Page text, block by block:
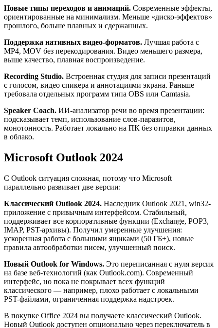
Новые типы переходов и анимаций. Современные эффекты,
ориентированные на минимализм. Меньше «диско-эффектов»
прошлого, больше плавных и сдержанных.
Поддержка нативных видео-форматов. Лучшая работа с
MP4, MOV без перекодирования. Видео меньшего размера,
выше качество, плавная воспроизведение.
Recording Studio. Встроенная студия для записи презентаций
с голосом, видео спикера и аннотациями экрана. Раньше
требовала отдельных программ типа OBS или Camtasia.
Speaker Coach. ИИ-анализатор речи во время презентации:
подсказывает темп, использование слов-паразитов,
монотонность. Работает локально на ПК без отправки данных
в облако.
Microsoft Outlook 2024
С Outlook ситуация сложная, потому что Microsoft
параллельно развивает две версии:
Классический Outlook 2024. Наследник Outlook 2021, win32-
приложение с привычным интерфейсом. Стабильный,
поддерживает все корпоративные функции (Exchange, POP3,
IMAP, PST-архивы). Получил умеренные улучшения:
ускоренная работа с большими ящиками (50 ГБ+), новые
правила автообработки писем, улучшенный поиск.
Новый Outlook for Windows. Это переписанная с нуля версия
на базе веб-технологий (как Outlook.com). Современный
интерфейс, но пока не покрывает всех функций
классического — например, плохо работает с локальными
PST-файлами, ограниченная поддержка надстроек.
В покупке Office 2024 вы получаете классический Outlook.
Новый Outlook доступен опционально через переключатель в